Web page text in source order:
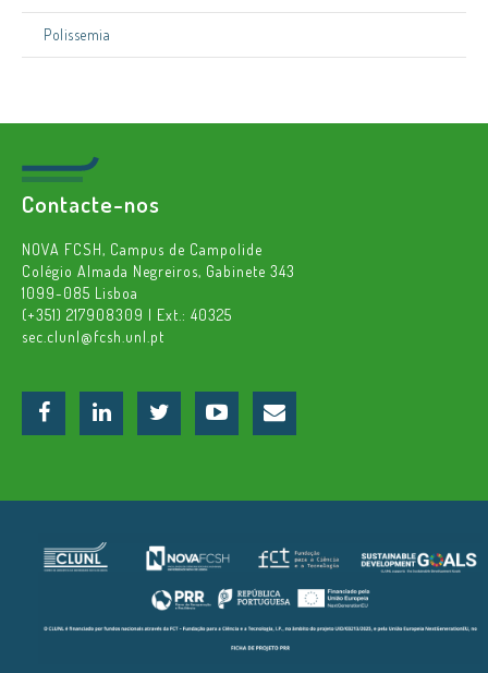
Polissemia
Contacte-nos
NOVA FCSH, Campus de Campolide
Colégio Almada Negreiros, Gabinete 343
1099-085 Lisboa
(+351) 217908309 | Ext.: 40325
sec.clunl@fcsh.unl.pt